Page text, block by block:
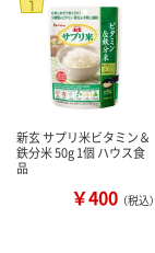
新玄 サプリ米ビタミン＆
鉄分米 50g 1個 ハウス食
品
￥400 （税込）